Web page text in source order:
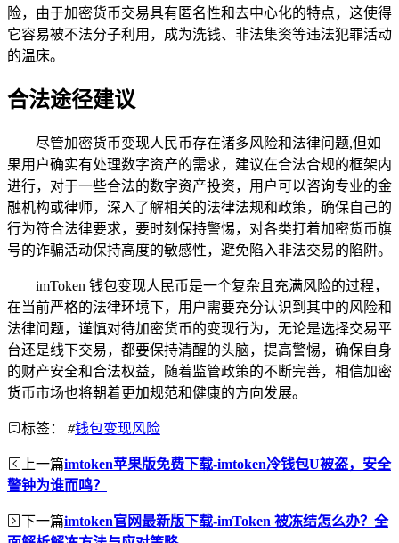
险，由于加密货币交易具有匿名性和去中心化的特点，这使得
它容易被不法分子利用，成为洗钱、非法集资等违法犯罪活动
的温床。
合法途径建议
尽管加密货币变现人民币存在诸多风险和法律问题,但如
果用户确实有处理数字资产的需求，建议在合法合规的框架内
进行，对于一些合法的数字资产投资，用户可以咨询专业的金
融机构或律师，深入了解相关的法律法规和政策，确保自己的
行为符合法律要求，要时刻保持警惕，对各类打着加密货币旗
号的诈骗活动保持高度的敏感性，避免陷入非法交易的陷阱。
imToken 钱包变现人民币是一个复杂且充满风险的过程，
在当前严格的法律环境下，用户需要充分认识到其中的风险和
法律问题，谨慎对待加密货币的变现行为，无论是选择交易平
台还是线下交易，都要保持清醒的头脑，提高警惕，确保自身
的财产安全和合法权益，随着监管政策的不断完善，相信加密
货币市场也将朝着更加规范和健康的方向发展。
标签： #钱包变现风险
上一篇imtoken苹果版免费下载-imtoken冷钱包U被盗，安全
警钟为谁而鸣？
下一篇imtoken官网最新版下载-imToken 被冻结怎么办？全